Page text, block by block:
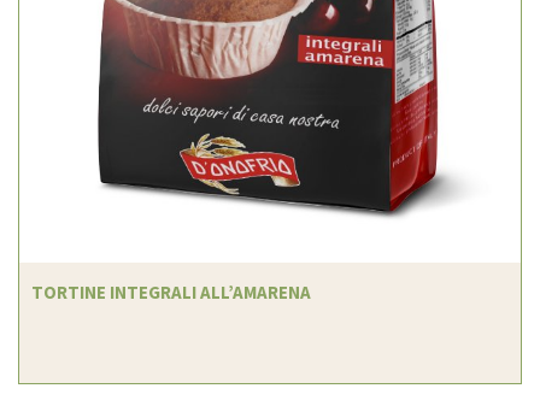
TORTINE INTEGRALI ALL’AMARENA